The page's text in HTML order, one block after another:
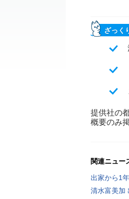
ざっく
提供社の
概要のみ
関連ニュー
出家から1
清水富美加